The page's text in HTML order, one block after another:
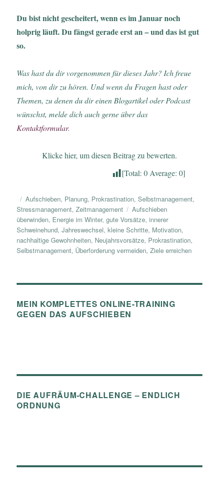
Du bist nicht gescheitert, wenn es im Januar noch
holprig läuft. Du fängst gerade erst an – und das ist gut
so.
Was hast du dir vorgenommen für dieses Jahr? Ich freue
mich, von dir zu hören. Und wenn du Fragen hast oder
Themen, zu denen du dir einen Blogartikel oder Podcast
wünschst, melde dich auch gerne über das
Kontaktformular.
Klicke hier, um diesen Beitrag zu bewerten.
[Total: 0Average: 0]
Veröffentlicht
am
Kategorien
Aufschieben, Planung, Prokrastination,Selbstmanagement,
Stressmanagement,Zeitmanagement Schlagwörter
Aufschieben
überwinden, Energie im Winter,gute Vorsätze,innerer
Schweinehund,Jahreswechsel,kleine Schritte, Motivation,
nachhaltige Gewohnheiten, Neujahrsvorsätze, Prokrastination,
Selbstmanagement, Überforderung vermeiden,Ziele erreichen
MEIN KOMPLETTES ONLINE-TRAINING
GEGEN DAS AUFSCHIEBEN
DIE AUFRÄUM-CHALLENGE – ENDLICH
ORDNUNG